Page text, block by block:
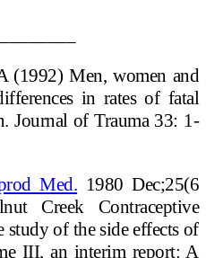
(1992) Men, women and
in rates of fatal
Journal of Trauma 33: 1-
Med. 1980 Dec;25(6
Creek Contraceptive
of the side effects of
III, an interim report: A